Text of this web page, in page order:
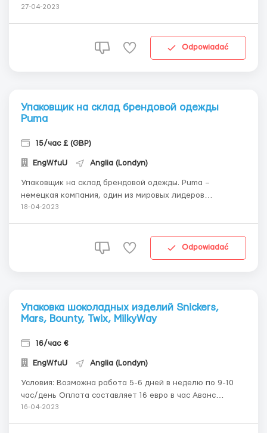
Требования: бесконфликтность, пунктуальность,
Телеграм @anastasiii34 (Анастасия) Наши гарантии: ...
27-04-2023
Odpowiadać
Упаковщик на склад брендовой одежды
Puma
15/час £ (GBP)
EngWfuU Anglia (Londyn)
Упаковщик на склад брендовой одежды. Puma –
немецкая компания, один из мировых лидеров
производства спортивных товаров. Основанная в 1924
Puma. Кратко об основном Заработная пл...
18-04-2023
Odpowiadać
Упаковка шоколадных изделий Snickers,
Mars, Bounty, Twix, MilkyWay
16/час €
EngWfuU Anglia (Londyn)
Условия: Возможна работа 5-6 дней в неделю по 9-10
час/день Оплата составляет 16 евро в час Аванс
возможен после 2-х недель работы Зарплаты
16-04-2023